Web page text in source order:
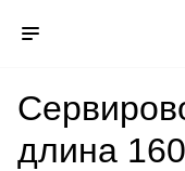
длина